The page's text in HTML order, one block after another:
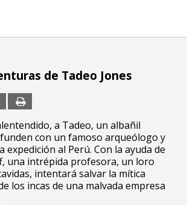
de Tadeo Jones
a Tadeo, un albañil
con un famoso arqueólogo y
expedición al Perú. Con la ayuda de
una intrépida profesora, un loro
intentará salvar la mítica
los incas de una malvada empresa